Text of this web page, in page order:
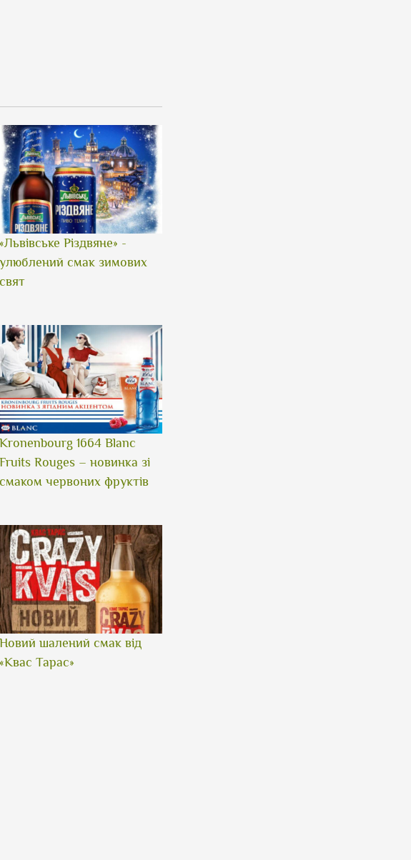
«Львівське Різдвяне» -
улюблений смак зимових
свят
Kronenbourg 1664 Blanc
Fruits Rouges – новинка зі
смаком червоних фруктів
Новий шалений смак від
«Квас Тарас»